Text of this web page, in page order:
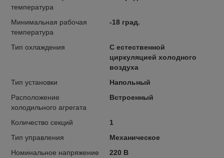
температура
Минимальная рабочая
температура
-18 град.
Тип охлаждения
С естественной
циркуляцией холодного
воздуха
Тип установки
Напольный
Расположение
холодильного агрегата
Встроенный
Количество секций
1
Тип управления
Механическое
Номинальное напряжение
220 В